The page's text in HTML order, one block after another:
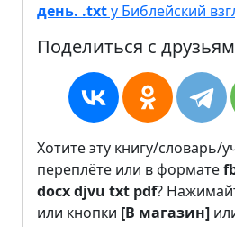
день. .txtу Библейский
Поделиться с
Хотите эту книгу/словарь/
переплёте или в формате
docxdjvu txt pdf?
или кнопки [В магазин]